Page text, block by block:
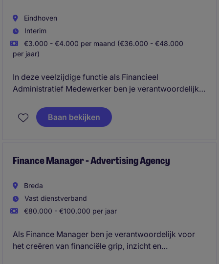
Eindhoven
Interim
€3.000 - €4.000 per maand (€36.000 - €48.000
per jaar)
In deze veelzijdige functie als Financieel
Administratief Medewerker ben je verantwoordelijk
financiële administratie en draag je bij aan een
efficiënte bedrijfsvoering. Je werkt in een snel
Baan bekijken
Finance Manager - Advertising Agency
Breda
Vast dienstverband
€80.000 - €100.000 per jaar
Als Finance Manager ben je verantwoordelijk voor
het creëren van financiële grip, inzicht en